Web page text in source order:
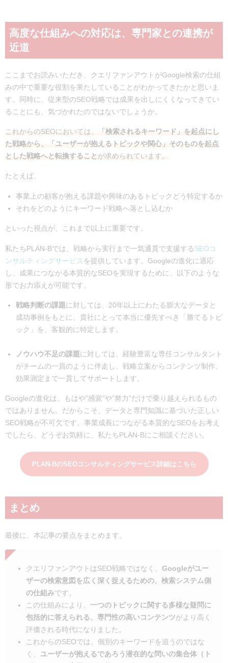
高度な仕組みへの対応は、専門家との連携が
近道
ここまでお読みいただき、クエリファンアウトがGoogle検索の仕組
みの中で重要な役割を果たしていることがわかってきたかと思いま
す。同時に、従来型のSEO戦略では成果を出しにくくなってきてい
ることにも、気づかれたのではないでしょうか。
これからのSEOにおいては、
「検索されるキーワード」を起点にし
た戦略から、「ユーザーが抱えるトピックや関心」そのものを起点
とした戦略へと転換することが求められています。
たとえば、
事業上の顧客が抱える課題や興味のあるトピックどう特定するか
それをどのようにキーワード戦略へ落とし込むか
といった視点が、これまで以上に重要です。
私たちPLAN-Bでは、戦略から実行まで一気通貫で支援するSEOコ
ンサルティングサービス を提供しています。Googleの進化に適応
し、成果につながる本質的なSEOを実現するために、以下のような
形でお力添えが可能です。
戦略判断の課題に対しては、20年以上にわたる膨大なデータと
成功事例をもとに、貴社にとって本当に優先すべき「勝てるトピ
ック」を、客観的に特定します。
ノウハウ不足の課題に対しては、経験豊富な専任コンサルタント
がチームの一員のように伴走し、戦略立案からコンテンツ制作、
効果測定まで一貫してサポートします。
Googleの進化は、もはや”感覚”や”努力”だけで乗り越えられるもの
ではありません。だからこそ、データと専門知識に基づいた正しい
SEO戦略が不可欠です。事業成長につながる本質的なSEOをお考え
でしたら、どうぞお気軽に、私たちPLAN-Bにご相談ください。
PLAN-BのSEOコンサルティングサービス詳細はこちら
まとめ
最後に、本記事の要点をまとめます。
クエリファンアウトはSEO戦略ではなく、 Googleがユー
ザーの検索意図を広く深く捉えるための、検索システム側
の仕組みです。
この仕組みにより、 一つのトピックに関する多様な疑問に
包括的に答えられる、専門性の高いコンテンツがより高く
評価される時代になりました。
これからのSEOでは、個別のキーワードを追うのではな
く、 ユーザーが抱えるであろう潜在的な問いの集合体（ト